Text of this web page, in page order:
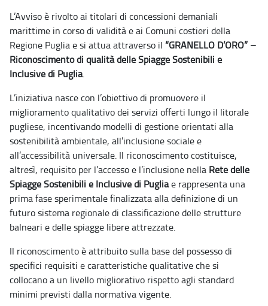
L’Avviso è rivolto ai titolari di concessioni demaniali
marittime in corso di validità e ai Comuni costieri della
Regione Puglia e si attua attraverso il “GRANELLO D’ORO” –
Riconoscimento di qualità delle Spiagge Sostenibili e
Inclusive di Puglia.
L’iniziativa nasce con l’obiettivo di promuovere il
miglioramento qualitativo dei servizi offerti lungo il litorale
pugliese, incentivando modelli di gestione orientati alla
sostenibilità ambientale, all’inclusione sociale e
all’accessibilità universale. Il riconoscimento costituisce,
altresì, requisito per l’accesso e l’inclusione nella Rete delle
Spiagge Sostenibili e Inclusive di Pugliae rappresenta una
prima fase sperimentale finalizzata alla definizione di un
futuro sistema regionale di classificazione delle strutture
balneari e delle spiagge libere attrezzate.
Il riconoscimento è attribuito sulla base del possesso di
specifici requisiti e caratteristiche qualitative che si
collocano a un livello migliorativo rispetto agli standard
minimi previsti dalla normativa vigente.